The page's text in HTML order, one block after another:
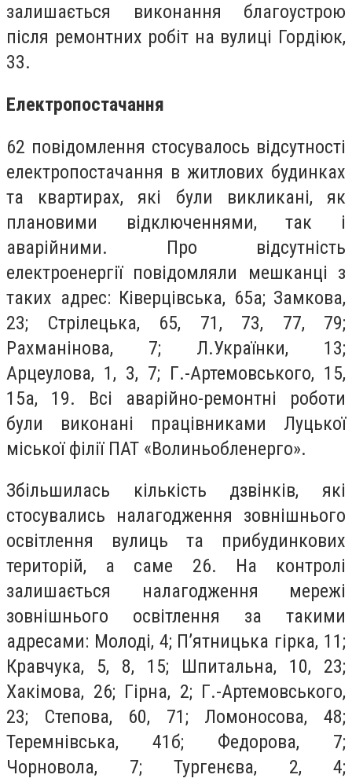
залишається виконання благоустрою
після ремонтних робіт на вулиці Гордіюк,
33.
Електропостачання
62 повідомлення стосувалось відсутності
електропостачання в житлових будинках
та квартирах, які були викликані, як
плановими відключеннями, так і
аварійними. Про відсутність
електроенергії повідомляли мешканці з
таких адрес: Ківерцівська, 65а; Замкова,
23; Стрілецька, 65, 71, 73, 77, 79;
Рахманінова, 7; Л.Українки, 13;
Арцеулова, 1, 3, 7; Г.-Артемовського, 15,
15а, 19. Всі аварійно-ремонтні роботи
були виконані працівниками Луцької
міської філії ПАТ «Волиньобленерго».
Збільшилась кількість дзвінків, які
стосувались налагодження зовнішнього
освітлення вулиць та прибудинкових
територій, а саме 26. На контролі
залишається налагодження мережі
зовнішнього освітлення за такими
адресами: Молоді, 4; П’ятницька гірка, 11;
Кравчука, 5, 8, 15; Шпитальна, 10, 23;
Хакімова, 26; Гірна, 2; Г.-Артемовського,
23; Степова, 60, 71; Ломоносова, 48;
Теремнівська, 41б; Федорова, 7;
Чорновола, 7; Тургенєва, 2, 4;